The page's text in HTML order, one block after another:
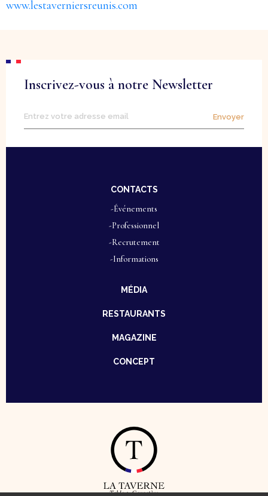
www.lestaverniersreunis.com
Inscrivez-vous à notre Newsletter
Envoyer
CONTACTS
-Événements
-Professionnel
-Recrutement
-Informations
MÉDIA
RESTAURANTS
MAGAZINE
CONCEPT